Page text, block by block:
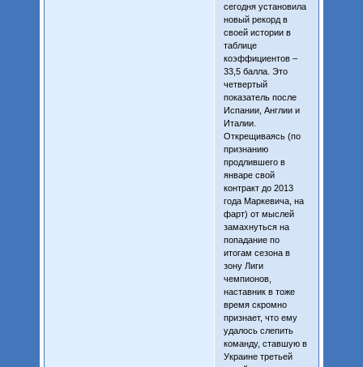
сегодня установила
новый рекорд в
своей истории в
таблице
коэффициентов –
33,5 балла. Это
четвертый
показатель после
Испании, Англии и
Италии.
Открещиваясь (по
признанию
продлившего в
январе свой
контракт до 2013
года Маркевича, на
фарт) от мыслей
замахнуться на
попадание по
итогам сезона в
зону Лиги
чемпионов,
наставник в тоже
время скромно
признает, что ему
удалось слепить
команду, ставшую в
Украине третьей